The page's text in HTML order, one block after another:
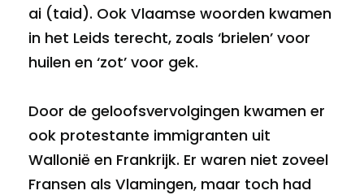
ai (taid). Ook Vlaamse woorden kwamen
in het Leids terecht, zoals ‘brielen’ voor
huilen en ‘zot’ voor gek.
Door de geloofsvervolgingen kwamen er
ook protestante immigranten uit
Wallonië en Frankrijk. Er waren niet zoveel
Fransen als Vlamingen, maar toch had